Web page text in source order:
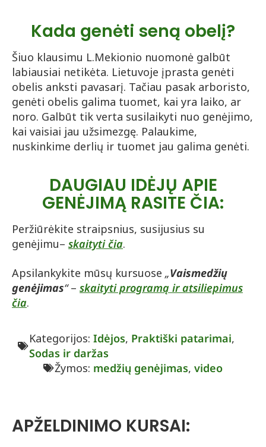
Kada genėti seną obelį?
Šiuo klausimu L.Mekionio nuomonė galbūt
labiausiai netikėta. Lietuvoje įprasta genėti
obelis anksti pavasarį. Tačiau pasak arboristo,
genėti obelis galima tuomet, kai yra laiko, ar
noro. Galbūt tik verta susilaikyti nuo genėjimo,
kai vaisiai jau užsimezgę. Palaukime,
nuskinkime derlių ir tuomet jau galima genėti.
DAUGIAU IDĖJŲ APIE
GENĖJIMĄ RASITE ČIA:
Peržiūrėkite straipsnius, susijusius su
genėjimu– skaitytičia.
Apsilankykite mūsų kursuose „Vaismedžių
genėjimas“– skaityti programą ir atsiliepimus
čia.
Kategorijos: Idėjos, Praktiški patarimai,
Sodas ir daržas
Žymos: medžių genėjimas, video
APŽELDINIMO KURSAI: